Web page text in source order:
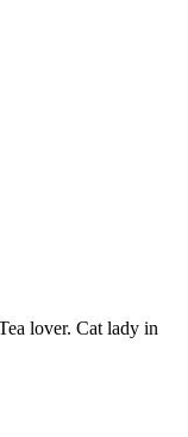
lover. Cat lady in